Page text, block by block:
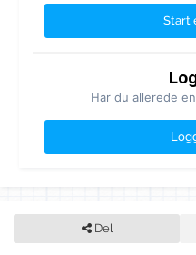
Start
Har du allerede
Del